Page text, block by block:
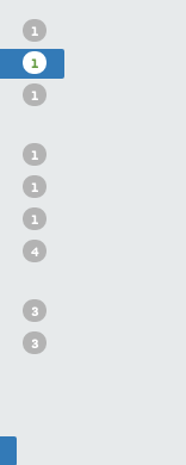
1
1
1
1
1
1
4
3
3